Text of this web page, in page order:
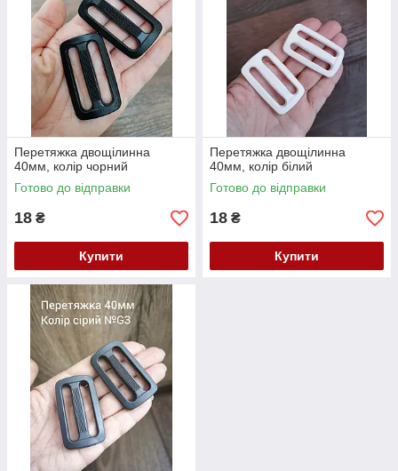
Перетяжка двощілинна
40мм, колір чорний
Готово до відправки
18 ₴
Купити
Перетяжка двощілинна
40мм, колір білий
Готово до відправки
18 ₴
Купити